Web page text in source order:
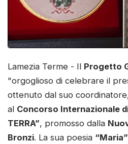
Lamezia Terme - Il Progetto
"orgoglioso di celebrare il
ottenuto dal suo
al Concorso Internazionale
TERRA”, promosso dalla
Bronzi. La sua poesia “Maria”